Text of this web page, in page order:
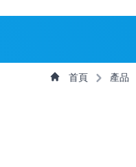
首頁 產品